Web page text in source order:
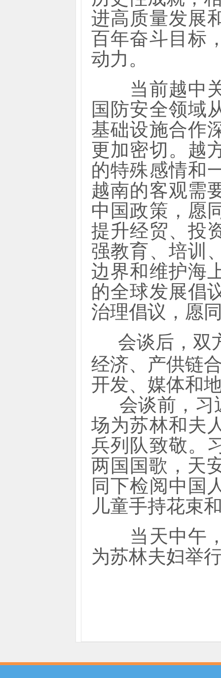
进高质量发展
百年奋斗目标
动力。
当前越中关
国防安全领域
基础设施合作
更加密切。越
的特殊感情和
越南的客观需
中国政策，愿
提升经贸、投
强教育、培训
边界和维护海
的全球发展倡
治理倡议，愿
会谈后，双
经济、产供链
开发、媒体和
会谈前，习
场为苏林和夫
兵列队致敬。
两国国歌，天
同下检阅中国
儿童手持花束
当天中午，
为苏林夫妇举